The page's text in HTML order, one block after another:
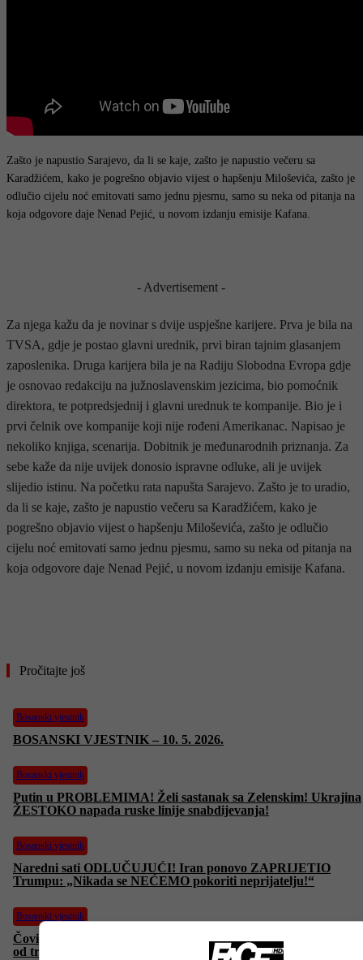
Zašto je napustio Sarajevo, da li se kaje, zašto je napustio večeru sa
Karadžićem, kako je pogrešno objavio vijest o hapšenju Miloševića, zašto je
odlučio cijelu noć emitovati samo jednu pjesmu, samo su neka od pitanja na
koja odgovore daje Nenad Pejić, u novom izdanju emisije Kafana.
- Advertisement -
Za njega kažu da je novinar s dvije uspješne karijere. Prva je bila na
TVSA, gdje je postao glavni urednik, prvi biran tajnim glasanjem
zaposlenika. Druga karijera bila je na Radiju Slobodna Evropa gdje
je osnovao redakciju na južnoslavenskim jezicima, bio pomoćnik
direktora, te potpredsjednij i glavni urednuk te kompanije. Bio je i
prvi čelnik ove kompanije koji nije rođeni Amerikanac. Napisao je
nekoliko knjiga, scenarija. Dobitnik je međunarodnih priznanja. Za
sebe kaže da nije uvijek donosio ispravne odluke, ali je uvijek
slijedio istinu. Na početku rata napušta Sarajevo. Zašto je to uradio,
da li se kaje, zašto je napustio večeru sa Karadžićem, kako je
pogrešno objavio vijest o hapšenju Miloševića, zašto je odlučio
cijelu noć emitovati samo jednu pjesmu, samo su neka od pitanja na
koja odgovore daje Nenad Pejić, u novom izdanju emisije Kafana.
Pročitajte još
Bosanski vjestnik
BOSANSKI VJESTNIK – 10. 5. 2026.
Bosanski vjestnik
Putin u PROBLEMIMA! Želi sastanak sa Zelenskim! Ukrajina
ŽESTOKO napada ruske linije snabdijevanja!
Bosanski vjestnik
Naredni sati ODLUČUJUĆI! Iran ponovo ZAPRIJETIO
Trumpu: „Nikada se NEĆEMO pokoriti neprijatelju!“
Bosanski vjestnik
Čović dobio OŠTRU poruku iz Njemačke! Peter Beyer: „Ništa
od trećeg entiteta! On bi oslabio BiH!“